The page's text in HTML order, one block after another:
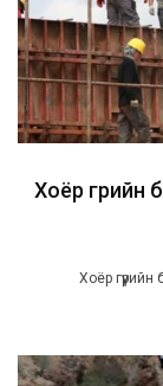
Хоёр
Хоёр